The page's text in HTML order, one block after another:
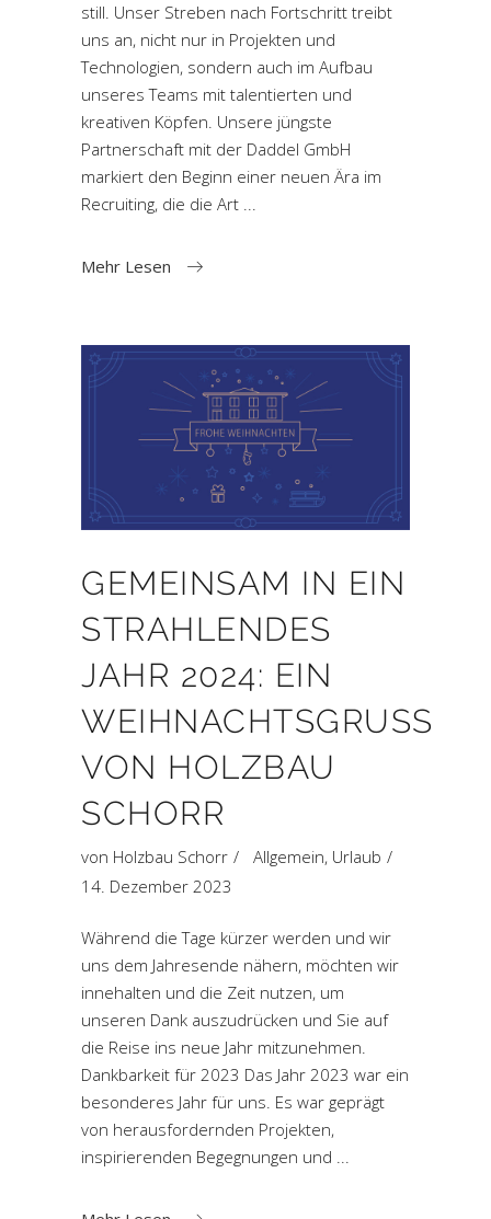
still. Unser Streben nach Fortschritt treibt
uns an, nicht nur in Projekten und
Technologien, sondern auch im Aufbau
unseres Teams mit talentierten und
kreativen Köpfen. Unsere jüngste
Partnerschaft mit der Daddel GmbH
markiert den Beginn einer neuen Ära im
Recruiting, die die Art
Mehr Lesen
GEMEINSAM IN EIN
STRAHLENDES
JAHR 2024: EIN
WEIHNACHTSGRUSS V
ON HOLZBAU S
CHORR
von Holzbau Schorr Allgemein, Urlaub
14. Dezember 2023
Während die Tage kürzer werden und wir
uns dem Jahresende nähern, möchten wir
innehalten und die Zeit nutzen, um
unseren Dank auszudrücken und Sie auf
die Reise ins neue Jahr mitzunehmen.
Dankbarkeit für 2023 Das Jahr 2023 war ein
besonderes Jahr für uns. Es war geprägt
von herausfordernden Projekten,
inspirierenden Begegnungen und